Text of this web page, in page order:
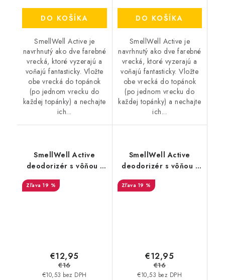
DO KOŠÍKA
SmellWell Active je
navrhnutý ako dve farebné
vrecká, ktoré vyzerajú a
voňajú fantasticky. Vložte
obe vrecká do topánok
(po jednom vrecku do
každej topánky) a nechajte
ich...
DO KOŠÍKA
SmellWell Active je
navrhnutý ako dve farebné
vrecká, ktoré vyzerajú a
voňajú fantasticky. Vložte
obe vrecká do topánok
(po jednom vrecku do
každej topánky) a nechajte
ich...
SmellWell Active
deodorizér s vôňou -
19 %
€10,53 bez DPH
€12,95
€16
SmellWell Active
deodorizér s vôňou -
19 %
€10,53 bez DPH
€12,95
€16